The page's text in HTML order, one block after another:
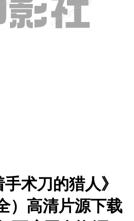
术刀的猎人》
）高清片源下载